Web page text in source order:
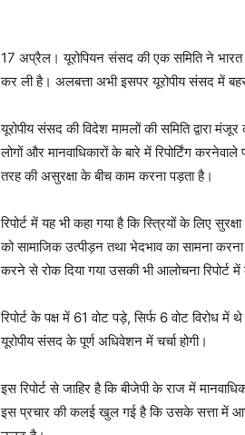
17 अप्रैल। यूरोपियन संसद की एक समिति ने भारत में
कर ली है। अलबत्ता अभी इसपर यूरोपीय संसद में बहस
यूरोपीय संसद की विदेश मामलों की समिति द्वारा
लोगों और मानवाधिकारों के बारे में रिपोर्टिंग
तरह की असुरक्षा के बीच काम करना पड़ता है।
रिपोर्ट में यह भी कहा गया है कि स्त्रियों के लिए
को सामाजिक उत्पीड़न तथा भेदभाव का सामना
करने से रोक दिया गया उसकी भी आलोचना रिपोर्ट
रिपोर्ट के पक्ष में 61 वोट पड़े, सिर्फ 6 वोट विरोध
यूरोपीय संसद के पूर्ण अधिवेशन में चर्चा होगी।
इस रिपोर्ट से जाहिर है कि बीजेपी के राज में
इस प्रचार की कलई खुल गई है कि उसके सत्ता में